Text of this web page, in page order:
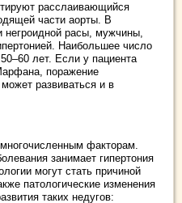
расслаивающийся
части аорты. В
негроидной расы, мужчины,
Наибольшее число
лет. Если у пациента
поражение
развиваться и в
факторам.
занимает гипертония
могут стать причиной
патологические изменения
таких недугов: